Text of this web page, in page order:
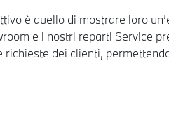
è quello di mostrare loro
e i nostri reparti Service
dei clienti,